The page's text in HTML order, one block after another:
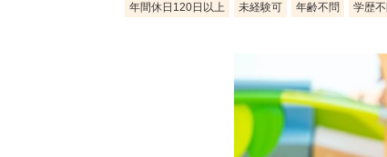
年間休日120日以上
未経験可 年齢不問 学歴